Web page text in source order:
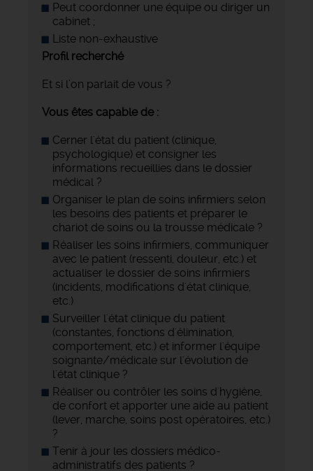
Peut coordonner une équipe ou diriger un
cabinet ;
Liste non-exhaustive
Profil recherché
Et si l’on parlait de vous ?
Vous êtes capable de :
Cerner l'état du patient (clinique,
psychologique) et consigner les
informations recueillies dans le dossier
médical ?
Organiser le plan de soins infirmiers selon
les besoins des patients et préparer le
chariot de soins ou la trousse médicale ?
Réaliser les soins infirmiers, communiquer
avec le patient (ressenti, douleur, etc.) et
actualiser le dossier de soins infirmiers
(incidents, modifications d'état clinique,
etc.)
Surveiller l'état clinique du patient
(constantes, fonctions d'élimination,
comportement, etc.) et informer l'équipe
soignante/médicale sur l'évolution de
l'état clinique ?
Réaliser ou contrôler les soins d'hygiène,
de confort et apporter une aide au patient
(lever, marche, soins post opératoires, etc.)
?
Tenir à jour les dossiers médico-
administratifs des patients ?